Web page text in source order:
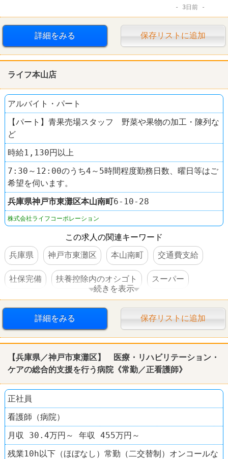
3日前
詳細をみる 保存リストに追加
ライフ本山店
アルバイト・パート
【パート】青果売場スタッフ 野菜や果物の加工・陳列な
ど
時給1,130円以上
7:30～12:00のうち4～5時間程度勤務日数、曜日等はご
希望を伺います。
兵庫県神戸市東灘区本山南町6-10-28
株式会社ライフコーポレーション
この求人の関連キーワード
兵庫県
神戸市東灘区 本山南町 交通費支給
社保完備 扶養控除内のオシゴト スーパー
ライフ
続きを表示
詳細をみる 保存リストに追加
【兵庫県／神戸市東灘区】 医療・リハビリテーション・
ケアの総合的支援を行う病院《常勤／正看護師》
正社員
看護師（病院）
月収 30.4万円～ 年収 455万円～
残業10h以下（ほぼなし）常勤（二交替制）オンコールな